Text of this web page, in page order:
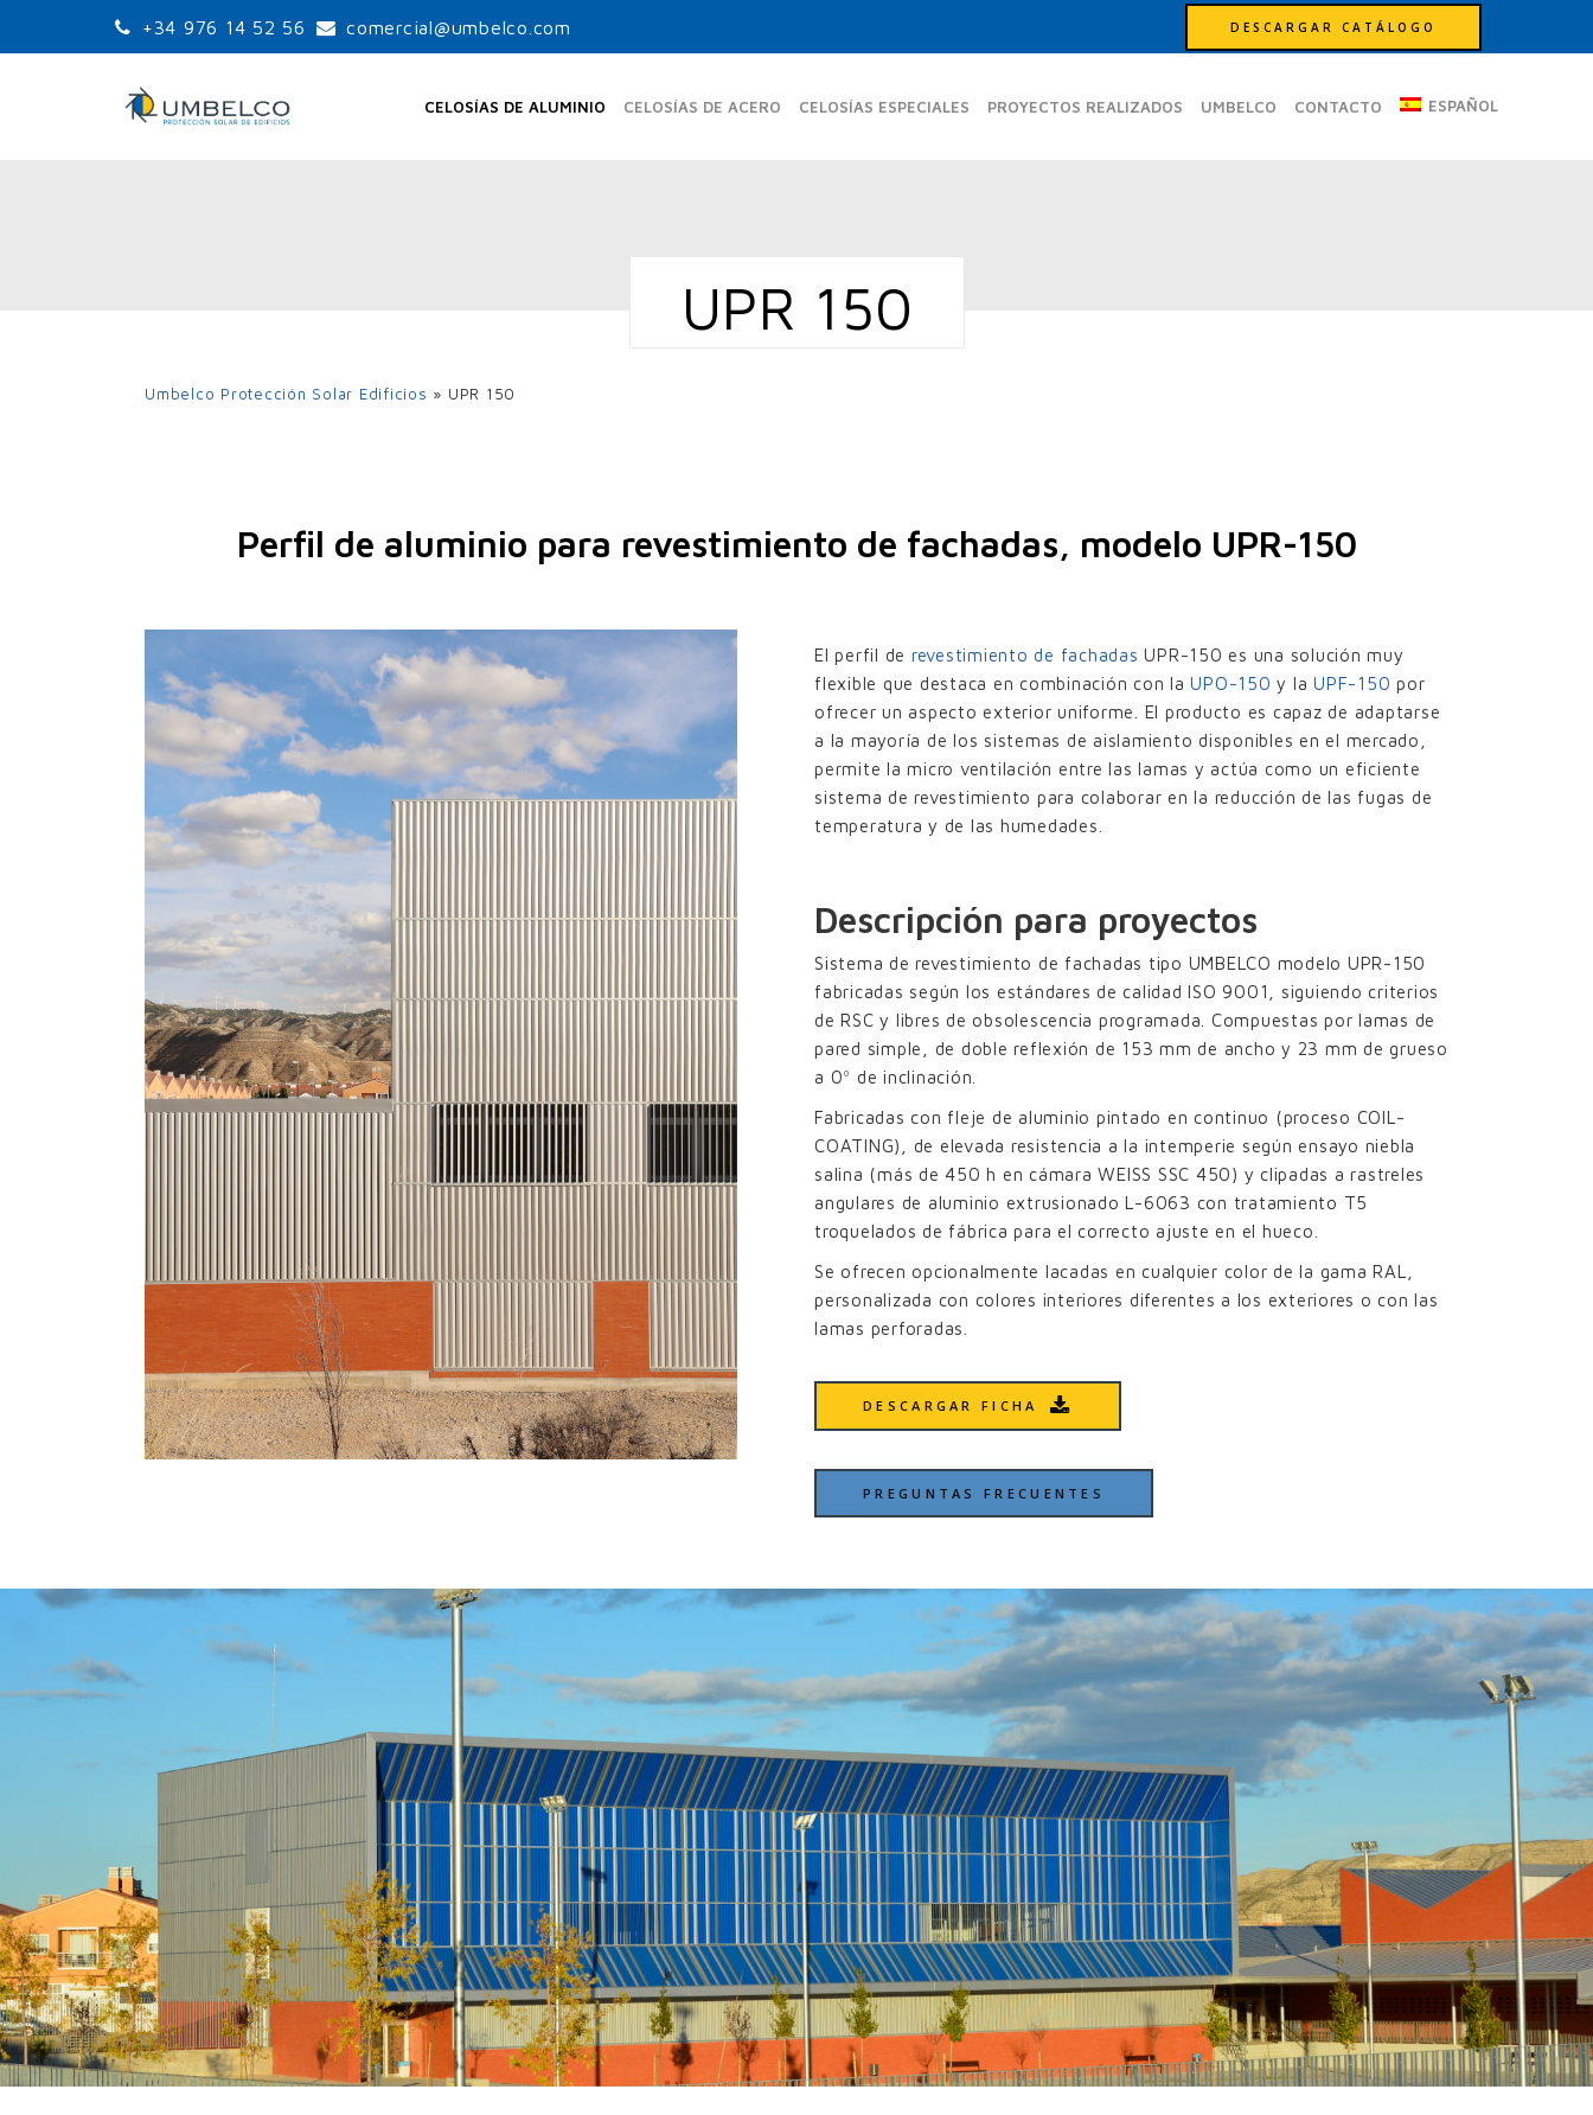
+34 976 14 52 56 comercial@umbelco.com DESCARGAR CATÁLOGO
CELOSÍAS DE ALUMINIO
UPO-150
UPO-350
UPF-35
UPE-200×40
LAMAS FIJAS PARED DOBLE
UPO-150 con pinzas
UPO-250 con pinzas
UPR-150
CELOSÍAS DE ACERO CELOSÍAS ESPECIALES PROYECTOS REALIZADOS UMBELCO CONTACTO ESPAÑOL
UPR 150
Umbelco Protección Solar Edificios » UPR 150
Perfil de aluminio para revestimiento de fachadas, modelo UPR-150
El perfil de revestimiento de fachadas UPR-150 es una solución muy
flexible que destaca en combinación con laUPO-150 y la UPF-150 por
ofrecer un aspecto exterior uniforme. El producto es capaz de adaptarse
a la mayoría de los sistemas de aislamiento disponibles en el mercado,
permite la micro ventilación entre las lamas y actúa como un eficiente
sistema de revestimiento para colaborar en la reducción de las fugas de
temperatura y de las humedades.
Descripción para proyectos
Sistema de revestimiento de fachadas tipo UMBELCO modelo UPR-150
fabricadas según los estándares de calidad ISO 9001, siguiendo criterios
de RSC y libres de obsolescencia programada. Compuestas por lamas de
pared simple, de doble reflexión de 153 mm de ancho y 23 mm de grueso
a 0º de inclinación.
Fabricadas con fleje de aluminio pintado en continuo (proceso COIL-
COATING), de elevada resistencia a la intemperie según ensayo niebla
salina (más de 450 h en cámara WEISS SSC 450) y clipadas a rastreles
angulares de aluminio extrusionado L-6063 con tratamiento T5
troquelados de fábrica para el correcto ajuste en el hueco.
Se ofrecen opcionalmente lacadas en cualquier color de la gama RAL,
personalizada con colores interiores diferentes a los exteriores o con las
lamas perforadas.
DESCARGAR FICHA
PREGUNTAS FRECUENTES